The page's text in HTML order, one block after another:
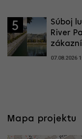
5
Súboj
River
07.08.2026
Mapa projektu